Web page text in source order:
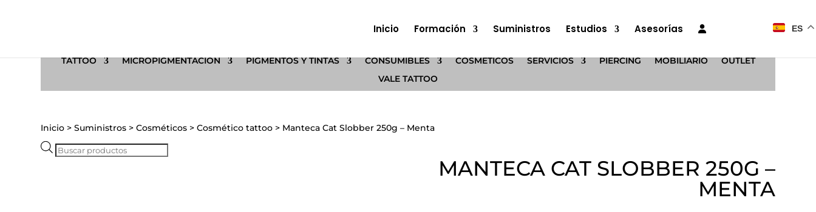
Inicio Formación Suministros Estudios Asesorías ES
TATTOO MICROPIGMENTACIÓN PIGMENTOS Y TINTAS CONSUMIBLES COSMÉTICOS SERVICIOS PIERCING MOBILIARIO
OUTLET
VALE TATTOO
Inicio >Suministros >Cosméticos >Cosmético tattoo > Manteca Cat Slobber 250g – Menta
Búsqueda
MANTECA CAT SLOBBER 250G –
MENTA